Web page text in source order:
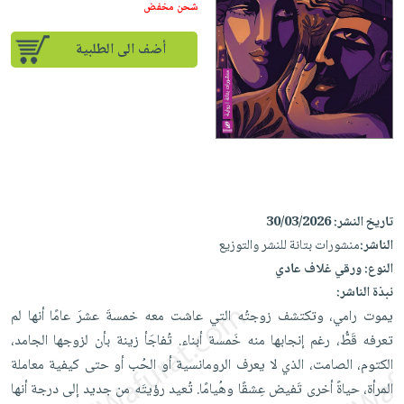
إختياراتنا
كتب
أكاديمية
صندوق
القراءة
iKitab
بلا
حدود
أسئلة
يتكرر
على
Android
تحميل
iKitab
على
Apple
أسئلة
يتكرر
طرحها
تحميل
masmu3
على
masmu3
على
Apple
المواضيع
الأكثر
مبيعاً
إختياراتنا
وسائل
القراءة
جوائز
تعليمية
الصحة
والعناية
الشخصية
جديد
العناية
الشخصية
العناية
وتصفيف
الشعر
العناية
بالجسم
المطبخ
والسفرة
جديد
الكل
أواني
الطهي
أدوات
متجر
الهدايا
أقسام
شحن مخفض
أضف الى الطلبية
تاريخ النشر:30/03/2026
الناشر:منشورات بتانة للنشر والتوزيع
النوع:ورقي غلاف عادي
نبذة الناشر:
يموت رامي، وتكتشف زوجتُه التي عاشت معه خمسةَ عشرَ عامًا أنها لم
تعرفه قَطُّ، رغم إنجابها منه خَمسة أبناء. تُفاجَأ زينة بأن لزوجها الجامد،
الكتوم، الصامت، الذي لا يعرف الرومانسية أو الحُب أو حتى كيفية معاملة
المرأة، حياةً أخرى تَفيض عِشقًا وهُيامًا. تُعيد رؤيتَه من جديد إلى درجة أنها